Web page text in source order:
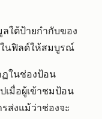
ใต้ป้ายกำกับของ
นฟิลด์ให้สมบูรณ์
ในช่องป้อน
เมื่อผู้เข้าชมป้อน
ส่งแม้ว่าช่องจะ